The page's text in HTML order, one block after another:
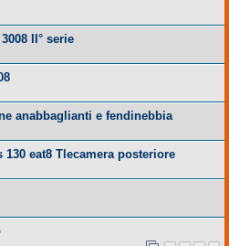
II° serie
anabbaglianti e fendinebbia
130 eat8 Tlecamera posteriore